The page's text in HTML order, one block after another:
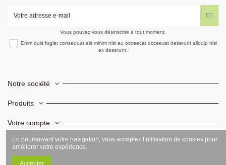
Vous pouvez vous désinscrire à tout moment.
Enim quis fugiat consequat elit minim nisi eu occaecat occaecat deserunt aliquip nisi
ex deserunt.
Notre société
Produits
Votre compte
Informations
En poursuivant votre navigation, vous acceptez l’utilisation de cookies pour
améliorer votre expérience.
Accepter